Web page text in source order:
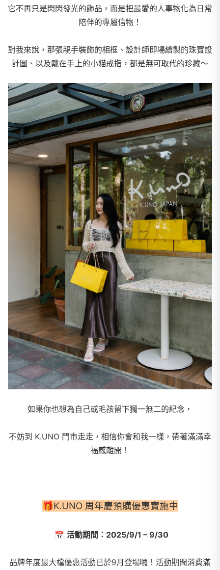
它不再只是閃閃發光的飾品，而是把最愛的人事物化為日常
陪伴的專屬信物！
對我來說，那張親手裝飾的相框、設計師即場繪製的珠寶設
計圖、 以及戴在手上的小貓戒指，都是無可取代的珍藏～
如果你也想為自己或毛孩留下獨一無二的紀念，
不妨到 K.UNO 門市走走，相信你會和我一樣，帶著滿滿幸
福感離開！
🎁K.UNO 周年慶預購優惠實施中
📅 活動期間：2025/9/1 – 9/30
品牌年度最大檔優惠活動已於9月登場囉！活動期間消費滿